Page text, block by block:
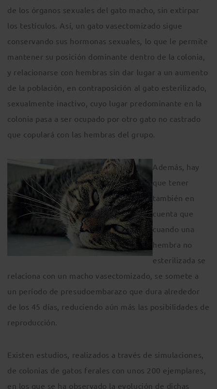
de los órganos sexuales del gato macho, sin extirpar
los testículos. Así, un gato vasectomizado sigue
conservando sus hormonas sexuales, lo que le permite
mantener su posición dominante dentro de la colonia,
y relacionarse con hembras sin dar lugar a un aumento
de la población, en contraposición al gato esterilizado,
sexualmente inactivo, cuyo lugar predominante en la
colonia pasa a ser ocupado por otro gato no castrado
que copulará con las hembras del grupo.
Además, hay
que tener
también en
cuenta que
cuando una
hembra no
esterilizada se
relaciona con un macho vasectomizado, se somete a
un período de presudoembarazo que dura alrededor
de los 45 días, reduciendo aún más las posibilidades de
reproducción.
Existen estudios, realizados a través de simulaciones,
de colonias de gatos ferales con unos 200 ejemplares,
en los que se ha observado la evolución de dichas